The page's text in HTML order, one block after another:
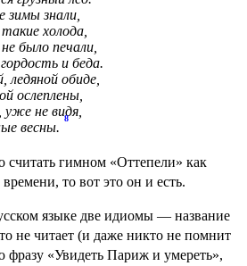
знали,
холода,
было печали,
и беда.
ледяной обиде,
ослеплены,
не видя,
весны.
8
считать гимном «Оттепели» как
то вот это он и есть.
языке две идиомы — название
не читает (и даже никто не помнит
«Увидеть Париж и умереть»,